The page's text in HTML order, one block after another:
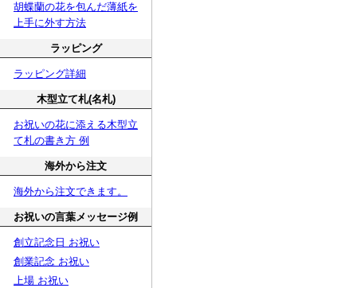
胡蝶蘭の花を包んだ薄紙を
上手に外す方法
ラッピング
ラッピング詳細
木型立て札(名札)
お祝いの花に添える木型立
て札の書き方 例
海外から注文
海外から注文できます。
お祝いの言葉メッセージ例
創立記念日 お祝い
創業記念 お祝い
上場 お祝い